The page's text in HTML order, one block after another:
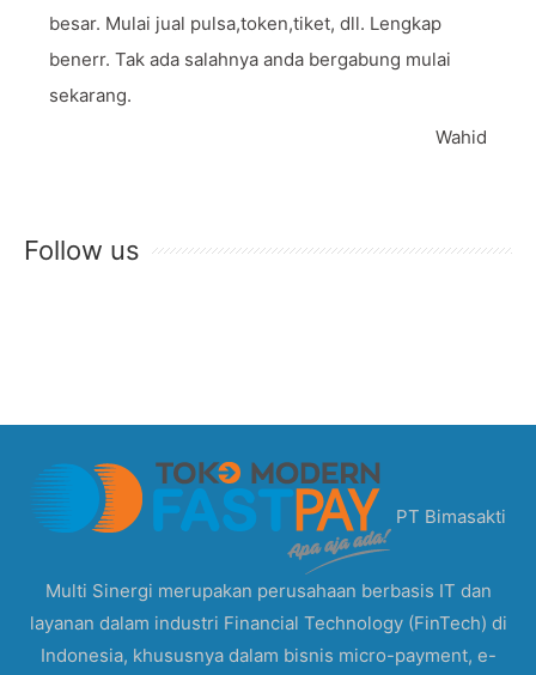
besar. Mulai jual pulsa,token,tiket, dll. Lengkap
benerr. Tak ada salahnya anda bergabung mulai
sekarang.
Wahid
Follow us
PT Bimasakti
Multi Sinergi merupakan perusahaan berbasis IT dan
layanan dalam industri Financial Technology (FinTech) di
Indonesia, khususnya dalam bisnis micro-payment, e-